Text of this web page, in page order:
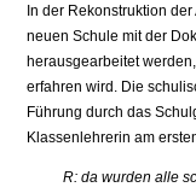
In der Rekonstruktion
neuen Schule mit der
herausgearbeitet
erfahren wird. Die
Führung durch das
Klassenlehrerin am
R: da wurden alle